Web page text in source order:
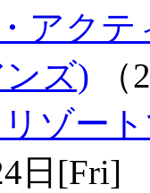
アク
ズ)
リゾー
24日